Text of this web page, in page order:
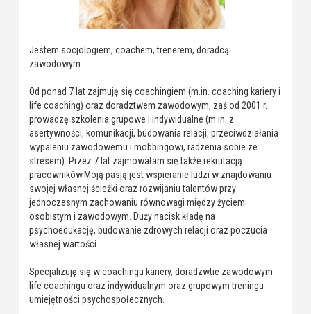
Jestem socjologiem, coachem, trenerem, doradcą
zawodowym.
Od ponad 7 lat zajmuję się coachingiem (m.in. coaching kariery i
life coaching) oraz doradztwem zawodowym, zaś od 2001 r.
prowadzę szkolenia grupowe i indywidualne (m.in. z
asertywności, komunikacji, budowania relacji, przeciwdziałania
wypaleniu zawodowemu i mobbingowi, radzenia sobie ze
stresem). Przez 7 lat zajmowałam się także rekrutacją
pracowników.Moją pasją jest wspieranie ludzi w znajdowaniu
swojej własnej ścieżki oraz rozwijaniu talentów przy
jednoczesnym zachowaniu równowagi między życiem
osobistym i zawodowym. Duży nacisk kładę na
psychoedukację, budowanie zdrowych relacji oraz poczucia
własnej wartości.
Specjalizuję się w coachingu kariery, doradzwtie zawodowym
life coachingu oraz indywidualnym oraz grupowym treningu
umiejętności psychospołecznych.